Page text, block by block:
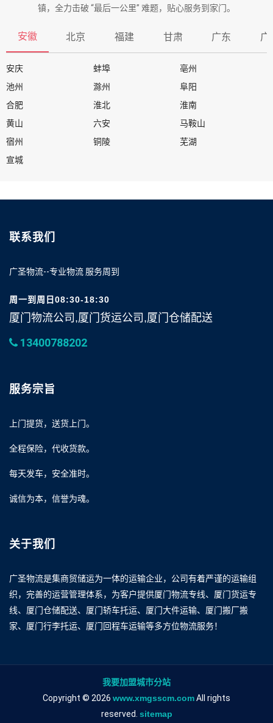
镇，全力击破 “最后一公里” 难题，贴心服务到家门。
安徽 北京 福建 甘肃 广东 广
安庆 蚌埠
亳州
池州
滁州
阜阳
合肥
淮北
淮南
黄山
六安
马鞍山
宿州
铜陵
芜湖
宣城
联系我们
广圣物流--专业物流 服务周到
周一到周日08:30-18:30
厦门物流公司,厦门货运公司,厦门仓储配送
13400788202
服务宗旨
上门提货，送货上门。
全程保险，代收货款。
每天发车，安全准时。
诚信为本，信誉为魂。
关于我们
广圣物流是集商贸储运为一体的运输企业，公司有着严谨的运输组
织，完善的运营管理体系，为客户提供厦门物流专线、厦门货运专
线、厦门仓储配送、厦门轿车托运、厦门大件运输、厦门搬厂搬
家、厦门行李托运、厦门回程车运输等多方位物流服务！
我要加盟城市分站
Copyright © 2026 www.xmgsscm.comAll rights
reserved. sitemap